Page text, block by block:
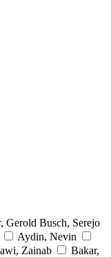
Gerold Busch, Serejo
Aydin, Nevin
Zainab
Bakar,